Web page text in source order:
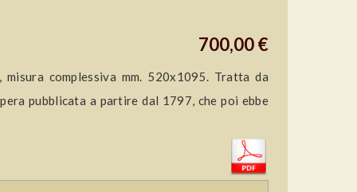
700,00 €
complessiva mm. 520x1095. Tratta da
pubblicata a partire dal 1797, che poi ebbe